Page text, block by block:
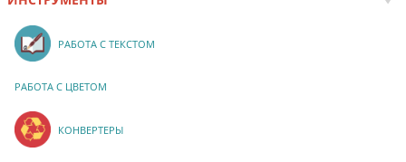
РАБОТА С ТЕКСТОМ
РАБОТА С ЦВЕТОМ
КОНВЕРТЕРЫ